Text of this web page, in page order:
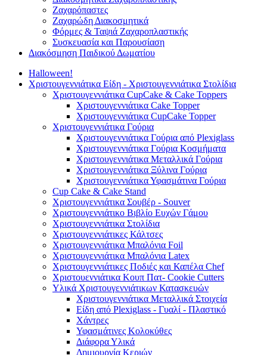
Ζαχαρόπαστες
Ζαχαρώδη Διακοσμητικά
Φόρμες & Ταψιά Ζαχαροπλαστικής
Συσκευασία και Παρουσίαση
Διακόσμηση Παιδικού Δωματίου
Halloween!
Χριστουγεννιάτικα Είδη - Χριστουγεννιάτικα Στολίδια
Χριστουγεννιάτικα CupCake & Cake Toppers
Χριστουγεννιάτικα Cake Topper
Χριστουγεννιάτικα CupCake Topper
Χριστουγεννιάτικα Γούρια
Χριστουγεννιάτικα Γούρια από Plexiglass
Χριστουγεννιάτικα Γούρια Κοσμήματα
Χριστουγεννιάτικα Μεταλλικά Γούρια
Χριστουγεννιάτικα Ξύλινα Γούρια
Χριστουγεννιάτικα Υφασμάτινα Γούρια
Cup Cake & Cake Stand
Χριστουγεννιάτικα Σουβέρ - Souver
Χριστουγεννιάτικο Βιβλίο Ευχών Γάμου
Χριστουγεννιάτικα Στολίδια
Χριστουγεννιάτικες Κάλτσες
Χριστουγεννιάτικα Μπαλόνια Foil
Χριστουγεννιάτικα Μπαλόνια Latex
Χριστουγεννιάτικες Ποδιές και Καπέλα Chef
Χριστουεννιάτικα Κουπ Πατ- Cookie Cutters
Υλικά Χριστουγεννιάτικων Κατασκευών
Χριστουγεννιάτικα Μεταλλικά Στοιχεία
Είδη από Plexiglass - Γυαλί - Πλαστικό
Χάντρες
Υφασμάτινες Κολοκύθες
Διάφορα Υλικά
Δημιουργία Κεριών